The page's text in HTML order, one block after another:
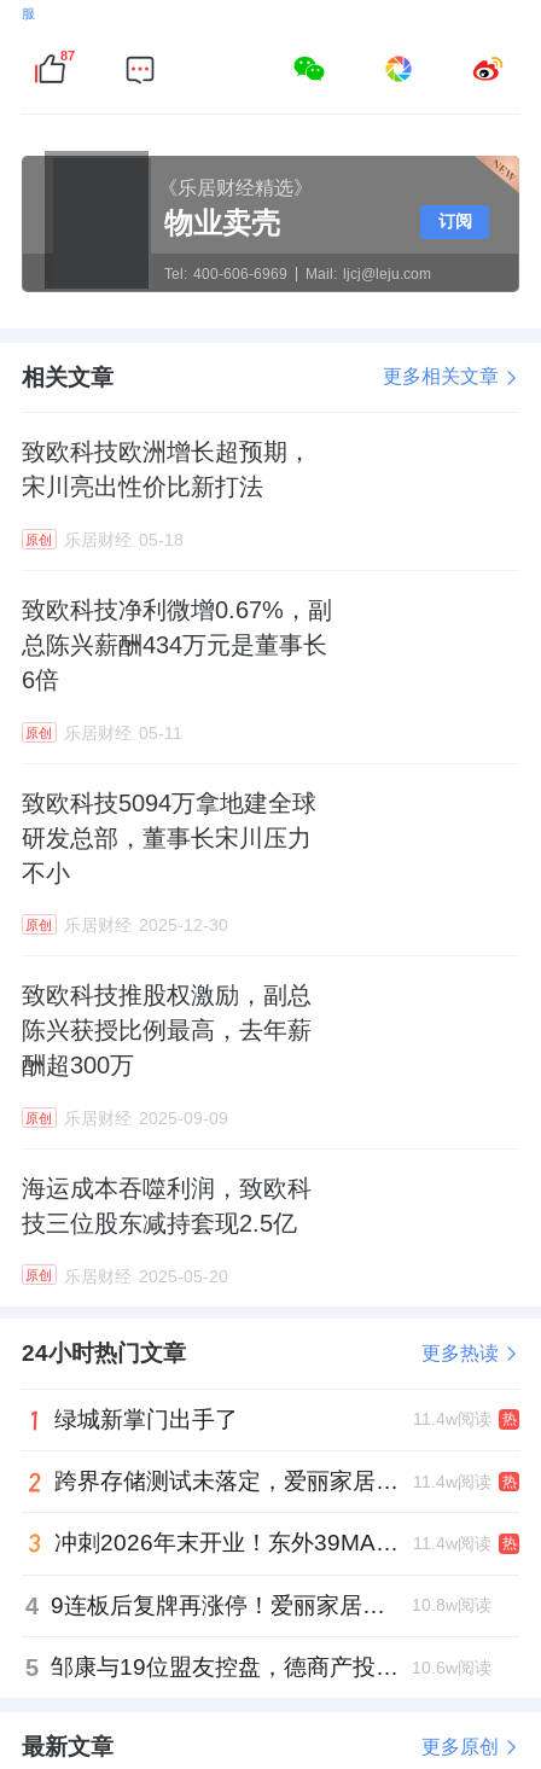
服
87
《乐居财经精选》
物业卖壳
Tel: 400-606-6969 Mail: ljcj@leju.com
订阅
相关文章 更多相关文章
致欧科技欧洲增长超预期，
宋川亮出性价比新打法
原创 乐居财经 05-18
致欧科技净利微增0.67%，副
总陈兴薪酬434万元是董事长
6倍
原创 乐居财经 05-11
致欧科技5094万拿地建全球
研发总部，董事长宋川压力
不小
原创 乐居财经 2025-12-30
致欧科技推股权激励，副总
陈兴获授比例最高，去年薪
酬超300万
原创 乐居财经 2025-09-09
海运成本吞噬利润，致欧科
技三位股东减持套现2.5亿
原创 乐居财经 2025-05-20
24小时热门文章 更多热读
绿城新掌门出手了 11.4w阅读 热
跨界存储测试未落定，爱丽家居复牌前自揭多重风险 11.4w阅读 热
冲刺2026年末开业！东外39MALL全球招商启幕，重构东直门商圈格局 11.4w阅读 热
4 9连板后复牌再涨停！爱丽家居市盈率318倍，跨界收购案尚未落地 10.8w阅读
5 邹康与19位盟友控盘，德商产投服务散户绝迹 10.6w阅读
最新文章 更多原创